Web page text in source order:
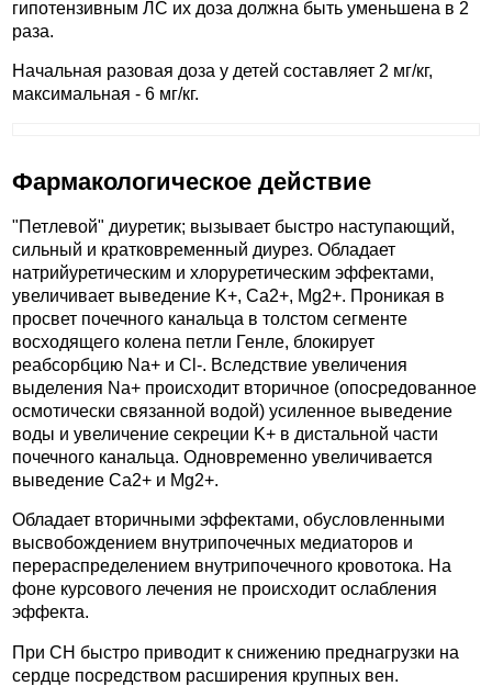
гипотензивным ЛС их доза должна быть уменьшена в 2
раза.
Начальная разовая доза у детей составляет 2 мг/кг,
максимальная - 6 мг/кг.
Фармакологическое действие
"Петлевой" диуретик; вызывает быстро наступающий,
сильный и кратковременный диурез. Обладает
натрийуретическим и хлоруретическим эффектами,
увеличивает выведение K+, Ca2+, Mg2+. Проникая в
просвет почечного канальца в толстом сегменте
восходящего колена петли Генле, блокирует
реабсорбцию Na+ и Cl-. Вследствие увеличения
выделения Na+ происходит вторичное (опосредованное
осмотически связанной водой) усиленное выведение
воды и увеличение секреции K+ в дистальной части
почечного канальца. Одновременно увеличивается
выведение Ca2+ и Mg2+.
Обладает вторичными эффектами, обусловленными
высвобождением внутрипочечных медиаторов и
перераспределением внутрипочечного кровотока. На
фоне курсового лечения не происходит ослабления
эффекта.
При СН быстро приводит к снижению преднагрузки на
сердце посредством расширения крупных вен.